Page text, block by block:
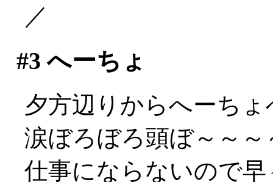
／
#3 へーちょ
夕方辺りからへーち
涙ぼろぼろ頭ぼ～～～
仕事にならないので